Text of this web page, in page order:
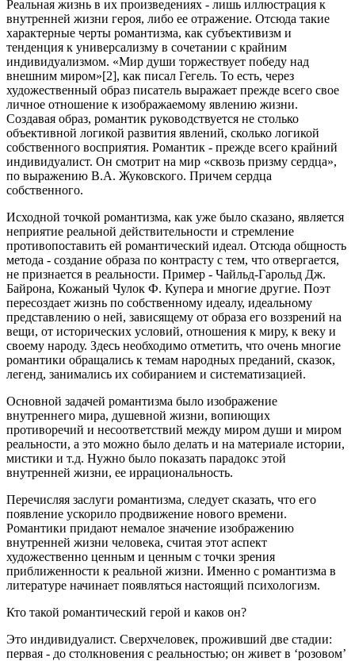
Реальная жизнь в их произведениях - лишь иллюстрация к
внутренней жизни героя, либо ее отражение. Отсюда такие
характерные черты романтизма, как субъективизм и
тенденция к универсализму в сочетании с крайним
индивидуализмом. «Мир души торжествует победу над
внешним миром»[2], как писал Гегель. То есть, через
художественный образ писатель выражает прежде всего свое
личное отношение к изображаемому явлению жизни.
Создавая образ, романтик руководствуется не столько
объективной логикой развития явлений, сколько логикой
собственного восприятия. Романтик - прежде всего крайний
индивидуалист. Он смотрит на мир «сквозь призму сердца»,
по выражению В.А. Жуковского. Причем сердца
собственного.
Исходной точкой романтизма, как уже было сказано, является
неприятие реальной действительности и стремление
противопоставить ей романтический идеал. Отсюда общность
метода - создание образа по контрасту с тем, что отвергается,
не признается в реальности. Пример - Чайльд-Гарольд Дж.
Байрона, Кожаный Чулок Ф. Купера и многие другие. Поэт
пересоздает жизнь по собственному идеалу, идеальному
представлению о ней, зависящему от образа его воззрений на
вещи, от исторических условий, отношения к миру, к веку и
своему народу. Здесь необходимо отметить, что очень многие
романтики обращались к темам народных преданий, сказок,
легенд, занимались их собиранием и систематизацией.
Основной задачей романтизма было изображение
внутреннего мира, душевной жизни, вопиющих
противоречий и несоответствий между миром души и миром
реальности, а это можно было делать и на материале истории,
мистики и т.д. Нужно было показать парадокс этой
внутренней жизни, ее иррациональность.
Перечисляя заслуги романтизма, следует сказать, что его
появление ускорило продвижение нового времени.
Романтики придают немалое значение изображению
внутренней жизни человека, считая этот аспект
художественно ценным и ценным с точки зрения
приближенности к реальной жизни. Именно с романтизма в
литературе начинает появляться настоящий психологизм.
Кто такой романтический герой и каков он?
Это индивидуалист. Сверхчеловек, проживший две стадии:
первая - до столкновения с реальностью; он живет в ‘розовом’